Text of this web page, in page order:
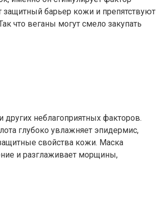
защитный барьер кожи и препятствуют
что веганы могут смело закупать
неблагоприятных факторов.
глубоко увлажняет эпидермис,
свойства кожи. Маска
и разглаживает морщины,